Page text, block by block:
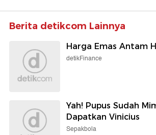
Berita detikcom Lainnya
Harga Emas Antam
detikFinance
Yah! Pupus Sudah
Dapatkan Vinicius
Sepakbola